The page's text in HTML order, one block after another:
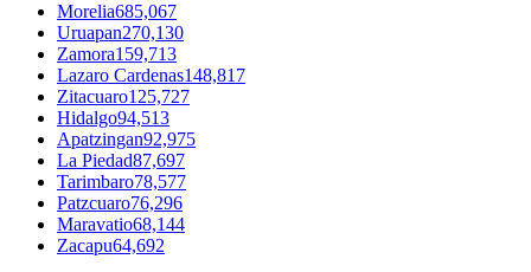
Morelia685,067
Uruapan270,130
Zamora159,713
Lazaro Cardenas148,817
Zitacuaro125,727
Hidalgo94,513
Apatzingan92,975
La Piedad87,697
Tarimbaro78,577
Patzcuaro76,296
Maravatio68,144
Zacapu64,692